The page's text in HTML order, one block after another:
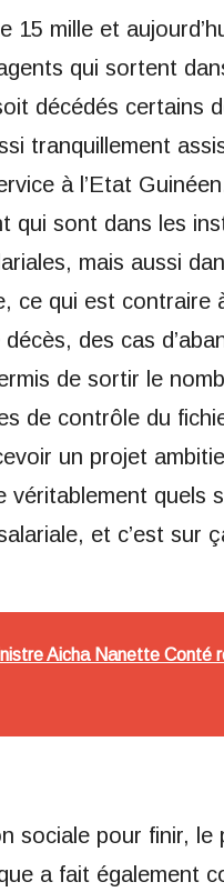
15 mille et
qui sortent
décédés certains
tranquillement
à l’Etat
qui sont dans les
mais aussi
ce qui est contraire
des cas
de sortir le
de contrôle du
un projet
véritablement quels
et c’est sur
Aicha Nanette Conté
sociale pour finir,
a fait également